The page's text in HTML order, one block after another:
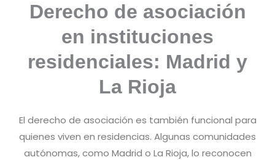
Derecho de asociación
en instituciones
residenciales: Madrid y
La Rioja
El derecho de asociación es también funcional para
quienes viven en residencias. Algunas comunidades
autónomas, como Madrid o La Rioja, lo reconocen